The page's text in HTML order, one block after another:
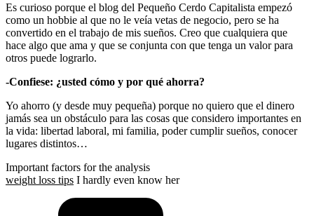
Es curioso porque el blog del Pequeño Cerdo Capitalista empezó
como un hobbie al que no le veía vetas de negocio, pero se ha
convertido en el trabajo de mis sueños. Creo que cualquiera que
hace algo que ama y que se conjunta con que tenga un valor para
otros puede lograrlo.
-Confiese: ¿usted cómo y por qué ahorra?
Yo ahorro (y desde muy pequeña) porque no quiero que el dinero
jamás sea un obstáculo para las cosas que considero importantes en
la vida: libertad laboral, mi familia, poder cumplir sueños, conocer
lugares distintos…
Important factors for the analysis
weight loss tips I hardly even know her